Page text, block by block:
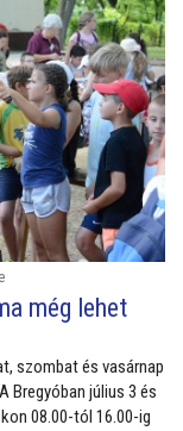
még lehet
szombat és vasárnap
Bregyóban július 3 és
08.00-tól 16.00-ig